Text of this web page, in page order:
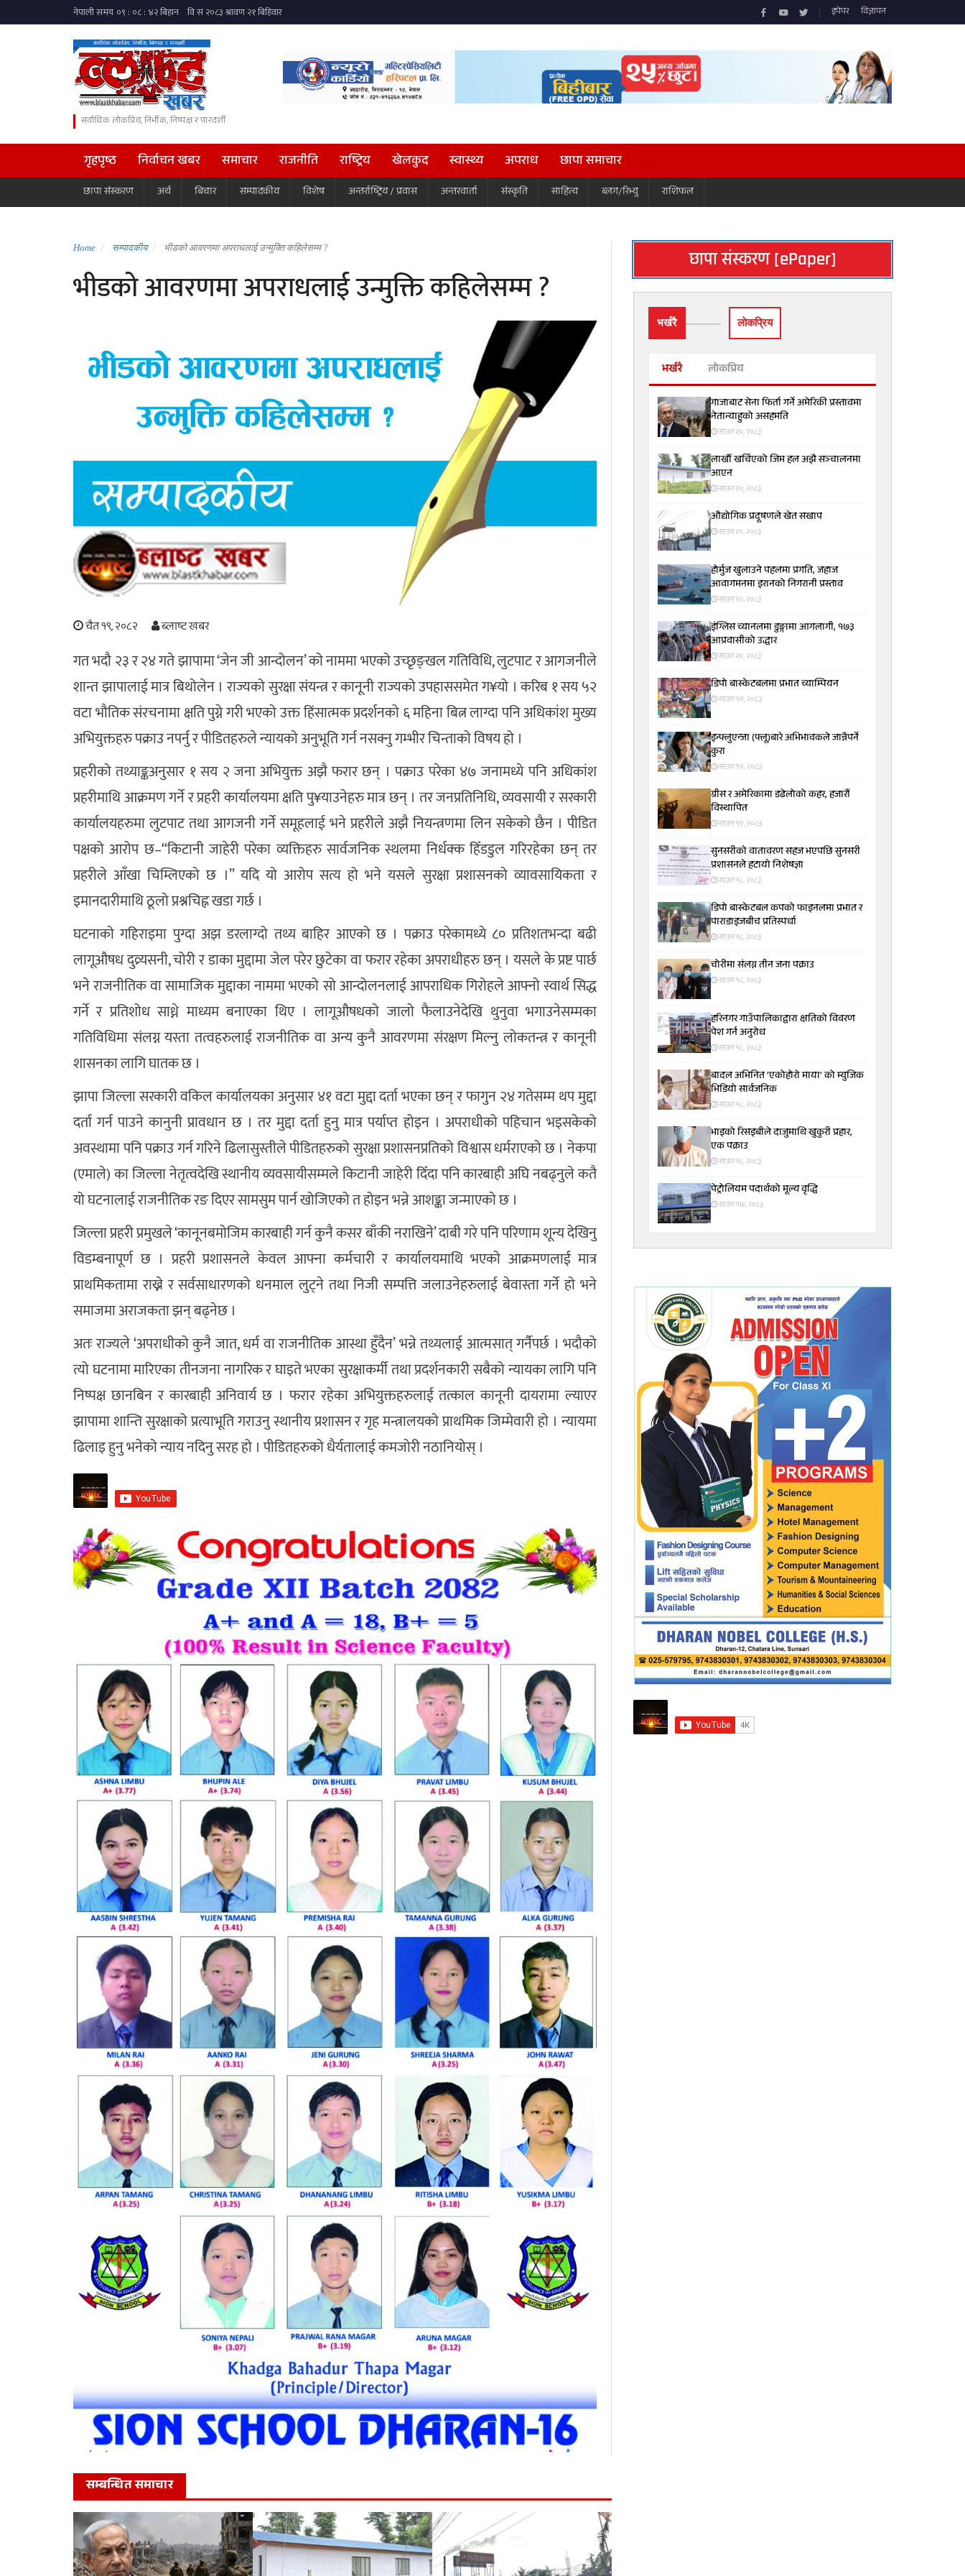
इपेपर विज्ञापन
सर्वाधिक लोकप्रिय, निर्भीक, निष्पक्ष र पारदर्शी
गृहपृष्ठ निर्वाचन खबर समाचार राजनीति राष्ट्रिय खेलकुद स्वास्थ्य अपराध छापा समाचार
छापा संस्करण अर्थ बिचार सम्पादकीय विशेष अन्तर्राष्ट्रिय / प्रवास अन्तरवार्ता संस्कृति साहित्य ब्लग/रिभ्यु राशिफल
Home सम्पादकीय भीडको आवरणमा अपराधलाई उन्मुक्ति कहिलेसम्म ?
भीडको आवरणमा अपराधलाई उन्मुक्ति कहिलेसम्म ?
चैत १९, २०८२ ब्लाष्ट खबर
गत भदौ २३ र २४ गते झापामा ‘जेन जी आन्दोलन’ को नाममा भएको उच्छृङ्खल गतिविधि, लुटपाट र आगजनीले
शान्त झापालाई मात्र बिथोलेन । राज्यको सुरक्षा संयन्त्र र कानूनी राज्यको उपहाससमेत ग¥यो । करिब १ सय ५२
वटा भौतिक संरचनामा क्षति पुग्ने गरी भएको उक्त हिंसात्मक प्रदर्शनको ६ महिना बित्न लाग्दा पनि अधिकांश मुख्य
अभियुक्तहरु पक्राउ नपर्नु र पीडितहरुले न्यायको अनुभूति गर्न नसक्नु गम्भीर चिन्ताको विषय हो ।
प्रहरीको तथ्याङ्कअनुसार १ सय २ जना अभियुक्त अझै फरार छन् । पक्राउ परेका ४७ जनामध्ये पनि अधिकांश
प्रहरीमाथि आक्रमण गर्ने र प्रहरी कार्यालयमा क्षति पु¥याउनेहरु मात्र छन् । तर जनप्रतिनिधि, व्यवसायी र सरकारी
कार्यालयहरुमा लुटपाट तथा आगजनी गर्ने समूहलाई भने प्रहरीले अझै नियन्त्रणमा लिन सकेको छैन । पीडित
पक्षको आरोप छ–“किटानी जाहेरी परेका व्यक्तिहरु सार्वजनिक स्थलमा निर्धक्क हिँडडुल गरिरहेका छन् तर
प्रहरीले आँखा चिम्लिएको छ ।” यदि यो आरोप सत्य हो भने यसले सुरक्षा प्रशासनको व्यावसायिकता र
इमानदारीमाथि ठूलो प्रश्नचिह्न खडा गर्छ ।
घटनाको गहिराइमा पुग्दा अझ डरलाग्दो तथ्य बाहिर आएको छ । पक्राउ परेकामध्ये ८० प्रतिशतभन्दा बढी
लागूऔषध दुव्र्यसनी, चोरी र डाका मुद्दामा जेल परेर छुटेका वा फरार रहेका अपराधीहरु छन् । यसले के प्रष्ट पार्छ
भने राजनीतिक वा सामाजिक मुद्दाका नाममा भएको सो आन्दोलनलाई आपराधिक गिरोहले आफ्नो स्वार्थ सिद्ध
गर्ने र प्रतिशोध साध्ने माध्यम बनाएका थिए । लागूऔषधको जालो फैलाउनेदेखि थुनुवा भगाउनेसम्मका
गतिविधिमा संलग्न यस्ता तत्वहरुलाई राजनीतिक वा अन्य कुनै आवरणमा संरक्षण मिल्नु लोकतन्त्र र कानूनी
शासनका लागि घातक छ ।
झापा जिल्ला सरकारी वकिल कार्यालयका अनुसार ४१ वटा मुद्दा दर्ता भएका छन् र फागुन २४ गतेसम्म थप मुद्दा
दर्ता गर्न पाउने कानुनी प्रावधान छ । तर मुद्दा दर्ता हुनु मात्र पर्याप्त होइन । अपराधीको पहिचान भइसकेको
अवस्थामा पनि पक्राउ गर्न गरिने ढिलासुस्तीले पीडितहरुको सुरक्षा प्रशासनप्रतिको विश्वास धर्मराएको छ । नेकपा
(एमाले) का जिल्ला नेतृत्वदेखि स्थानीय व्यवसायीसम्मले किटानी जाहेरी दिँदा पनि कारबाही अघि नबढ्नुले कतै
यो घटनालाई राजनीतिक रङ दिएर सामसुम पार्न खोजिएको त होइन भन्ने आशङ्का जन्माएको छ ।
जिल्ला प्रहरी प्रमुखले ‘कानूनबमोजिम कारबाही गर्न कुनै कसर बाँकी नराखिने’ दाबी गरे पनि परिणाम शून्य देखिनु
विडम्बनापूर्ण छ । प्रहरी प्रशासनले केवल आफ्ना कर्मचारी र कार्यालयमाथि भएको आक्रमणलाई मात्र
प्राथमिकतामा राख्ने र सर्वसाधारणको धनमाल लुट्ने तथा निजी सम्पत्ति जलाउनेहरुलाई बेवास्ता गर्ने हो भने
समाजमा अराजकता झन् बढ्नेछ ।
अतः राज्यले ‘अपराधीको कुनै जात, धर्म वा राजनीतिक आस्था हुँदैन’ भन्ने तथ्यलाई आत्मसात् गर्नैपर्छ । भदौको
त्यो घटनामा मारिएका तीनजना नागरिक र घाइते भएका सुरक्षाकर्मी तथा प्रदर्शनकारी सबैको न्यायका लागि पनि
निष्पक्ष छानबिन र कारबाही अनिवार्य छ । फरार रहेका अभियुक्तहरुलाई तत्काल कानूनी दायरामा ल्याएर
झापामा शान्ति सुरक्षाको प्रत्याभूति गराउनु स्थानीय प्रशासन र गृह मन्त्रालयको प्राथमिक जिम्मेवारी हो । न्यायमा
ढिलाइ हुनु भनेको न्याय नदिनु सरह हो । पीडितहरुको धैर्यतालाई कमजोरी नठानियोस् ।
सम्बन्धित समाचार
छापा संस्करण [ePaper]
भर्खरै लाेकप्रिय
भर्खरै लोकप्रिय
गाजाबाट सेना फिर्ता गर्ने अमेरिकी प्रस्तावमा
नेतान्याहुको असहमति
साउन २०, २०८३
लाखौँ खर्चिएको जिम हल अझै सञ्चालनमा
आएन
साउन २०, २०८३
औद्योगिक प्रदूषणले खेत सखाप
साउन २०, २०८३
होर्मुज खुलाउने पहलमा प्रगति, जहाज
आवागमनमा इरानको निगरानी प्रस्ताव
साउन २०, २०८३
इंग्लिस च्यानलमा डुङ्गामा आगलागी, १७३
आप्रवासीको उद्धार
साउन २०, २०८३
डिपो बास्केटबलमा प्रभात च्याम्पियन
साउन १९, २०८३
इन्फ्लुएन्जा (फ्लू)बारे अभिभावकले जान्नैपर्ने
कुरा
साउन १९, २०८३
ग्रीस र अमेरिकामा डढेलोको कहर, हजारौं
विस्थापित
साउन १९, २०८३
सुनसरीकाे वातावरण सहज भएपछि सुनसरी
प्रशासनले हटायाे निशेषज्ञा
साउन १८, २०८३
डिपो बास्केटबल कपको फाइनलमा प्रभात र
पाराडाइजबीच प्रतिस्पर्धा
साउन १८, २०८३
चोरीमा संलग्न तीन जना पक्राउ
साउन १८, २०८३
हरिनगर गाउँपालिकाद्वारा क्षतिको विवरण
पेश गर्न अनुरोध
साउन १८, २०८३
बादल अभिनित ‘एकोहोरो माया’ को म्युजिक
भिडियो सार्वजनिक
साउन १८, २०८३
भाइको रिसइबीले दाजुमाथि खुकुरी प्रहार,
एक पक्राउ
साउन १८, २०८३
पेट्रोलियम पदार्थको मूल्य वृद्धि
साउन १७, २०८३